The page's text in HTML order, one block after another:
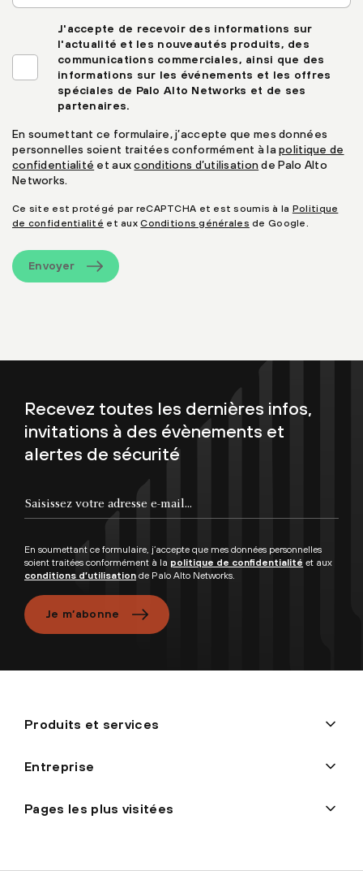
J'accepte de recevoir des informations sur
l'actualité et les nouveautés produits, des
communications commerciales, ainsi que des
informations sur les événements et les offres
spéciales de Palo Alto Networks et de ses
partenaires.
En soumettant ce formulaire, j’accepte que mes données
personnelles soient traitées conformément à lapolitique de
confidentialité et auxconditions d’utilisationde Palo Alto
Networks.
Ce site est protégé par reCAPTCHA et est soumis à la Politique
de confidentialité et auxConditions générales de Google.
Envoyer
Recevez toutes les dernières infos,
invitations à des évènements et
alertes de sécurité
En soumettant ce formulaire, j’accepte que mes données personnelles
soient traitées conformément à la politique de confidentialité et aux
conditions d’utilisation de Palo Alto Networks.
Je m’abonne
Produits et services
Entreprise
Pages les plus visitées